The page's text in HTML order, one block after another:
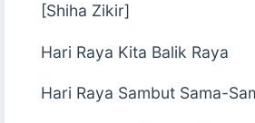
[Shiha Zikir]
Hari Raya Kita Balik Raya
Hari Raya Sambut Sama-